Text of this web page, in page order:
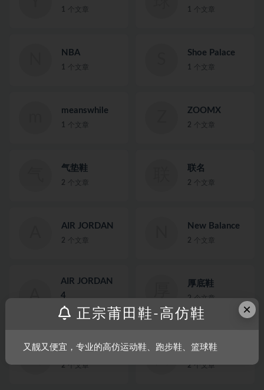
1 个文章 1 个文章
NBA
1 个文章
Shoe Palace
1 个文章
meanswhile
1 个文章
ZOOMX
2 个文章
气垫鞋
2 个文章
联名
2 个文章
AIR JORDAN
2 个文章
New Balance
2 个文章
A
AIR JORDAN
4
2 个文章
厚底鞋
2 个文章
耐克鞋
2 个文章
倒钩
2 个文章
×
正宗莆田鞋-高仿鞋
又靓又便宜，专业的高仿运动鞋、跑步鞋、篮球鞋